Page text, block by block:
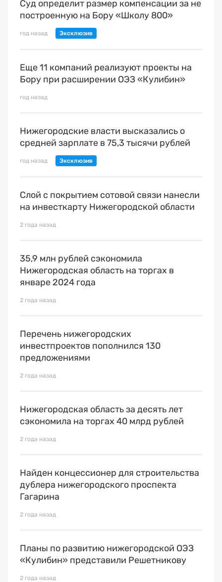
Суд определит размер компенсации за не
построенную на Бору «Школу 800»
год назад
Еще 11 компаний реализуют проекты на
Бору при расширении ОЭЗ «Кулибин»
год назад
Нижегородские власти высказались о
средней зарплате в 75,3 тысячи рублей
год назад
Слой с покрытием сотовой связи нанесли
на инвесткарту Нижегородской области
2 года назад
35,9 млн рублей сэкономила
Нижегородская область на торгах в
январе 2024 года
2 года назад
Перечень нижегородских
инвестпроектов пополнился 130
предложениями
2 года назад
Нижегородская область за десять лет
сэкономила на торгах 40 млрд рублей
2 года назад
Найден концессионер для строительства
дублера нижегородского проспекта
Гагарина
2 года назад
Планы по развитию нижегородской ОЭЗ
«Кулибин» представили Решетникову
2 года назад